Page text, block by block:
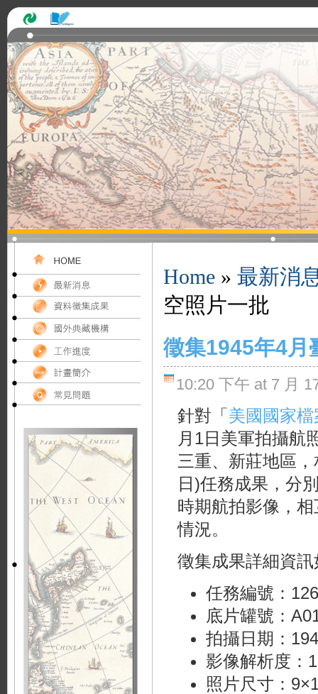
Home » 最新消
空照片一批
徵集1945年4月
10:20 下午 at 7 月
針對「 美國國家
月1日美軍拍攝航
三重、新莊地區
日)任務成果，分
時期航拍影像，
情況。
徵集成果詳細資
任務編號：
底片罐號：
拍攝日期：
影像解析度：
照片尺寸：